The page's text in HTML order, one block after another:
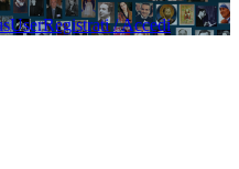
Registrati / Accedi